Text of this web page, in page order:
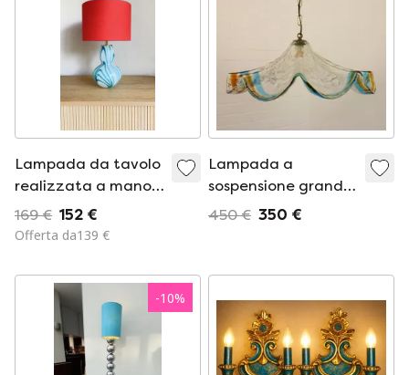
Lampada da tavolo
realizzata a mano
con base in vetro
stile Murano/Empoli
169 € 152 €
Offerta da139 €
Lampada a
sospensione grande
in vetro di Murano
Design organico in
450 € 350 €
-10%